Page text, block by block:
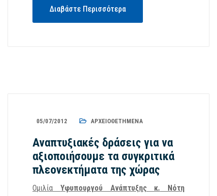
Διαβάστε Περισσότερα
05/07/2012 ΑΡΧΕΙΟΘΕΤΗΜΈΝΑ
Αναπτυξιακές δράσεις για να
αξιοποιήσουμε τα συγκριτικά
πλεονεκτήματα της χώρας
Ομιλία Υφυπουργού Ανάπτυξης κ.
Νότη